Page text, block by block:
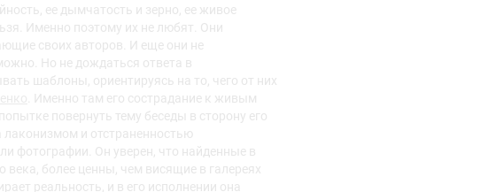
ее дымчатость и зерно, ее живое
Именно поэтому их не любят. Они
своих авторов. И еще они не
Но не дождаться ответа в
шаблоны, ориентируясь на то, чего от них
. Именно там его сострадание к живым
повернуть тему беседы в сторону его
лаконизмом и отстраненностью
фотографии. Он уверен, что найденные в
более ценны, чем висящие в галереях
реальность, и в его исполнении она